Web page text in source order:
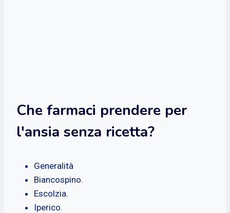
Che farmaci prendere per
l'ansia senza ricetta?
Generalità
Biancospino.
Escolzia.
Iperico.